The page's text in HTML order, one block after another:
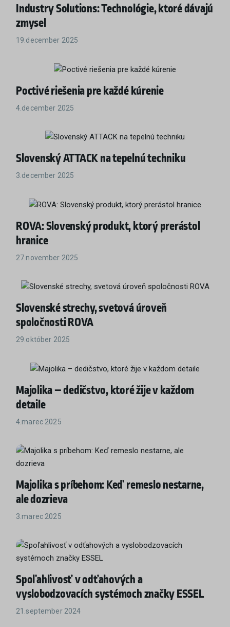
Industry Solutions: Technológie, ktoré dávajú
zmysel
19.december 2025
Poctivé riešenia pre každé kúrenie
4.december 2025
Slovenský ATTACK na tepelnú techniku
3.december 2025
ROVA: Slovenský produkt, ktorý prerástol
hranice
27.november 2025
Slovenské strechy, svetová úroveň
spoločnosti ROVA
29.október 2025
Majolika – dedičstvo, ktoré žije v každom
detaile
4.marec 2025
Majolika s príbehom: Keď remeslo nestarne,
ale dozrieva
3.marec 2025
Spoľahlivosť v odťahových a
vyslobodzovacích systémoch značky ESSEL
21.september 2024